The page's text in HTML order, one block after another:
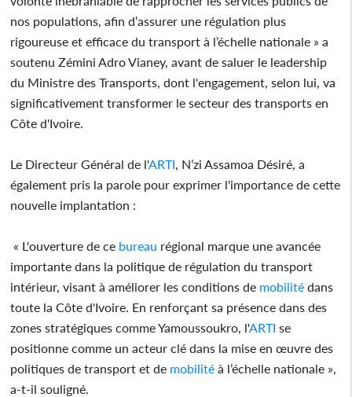
nos populations, afin d’assurer une régulation plus
rigoureuse et efficace du transport à l’échelle nationale » a
soutenu Zémini Adro Vianey, avant de saluer le leadership
du Ministre des Transports, dont l'engagement, selon lui, va
significativement transformer le secteur des transports en
Côte d'Ivoire.
Le Directeur Général de l'ARTI, N’zi Assamoa Désiré, a
également pris la parole pour exprimer l'importance de cette
nouvelle implantation :
« L'ouverture de ce bureau régional marque une avancée
importante dans la politique de régulation du transport
intérieur, visant à améliorer les conditions de mobilité dans
toute la Côte d'Ivoire. En renforçant sa présence dans des
zones stratégiques comme Yamoussoukro, l'ARTI se
positionne comme un acteur clé dans la mise en œuvre des
politiques de transport et de mobilité à l’échelle nationale »,
a-t-il souligné.